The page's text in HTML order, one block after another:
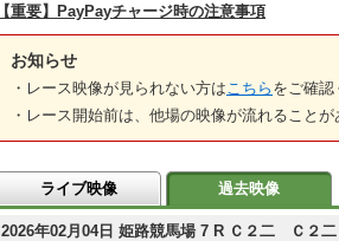
【重要】PayPayチャージ時の注意事項
お知らせ
・レース映像が見られない方は こちら をご確認
・レース開始前は、他場の映像が流れることが
ライブ映像 過去映像
2026年02月04日 姫路競馬場 7 R Ｃ２二 Ｃ２